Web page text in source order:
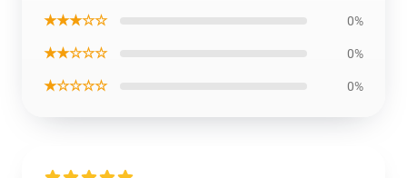
★★★☆☆ 0%
★★☆☆☆ 0%
★☆☆☆☆ 0%